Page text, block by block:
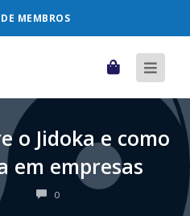
MEMBROS
Carrinho
o Jidoka e como
em empresas
0 COMENTÁRIOS